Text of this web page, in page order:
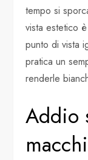
tempo si
vista estetico
punto di vista
pratica un
renderle
Addio